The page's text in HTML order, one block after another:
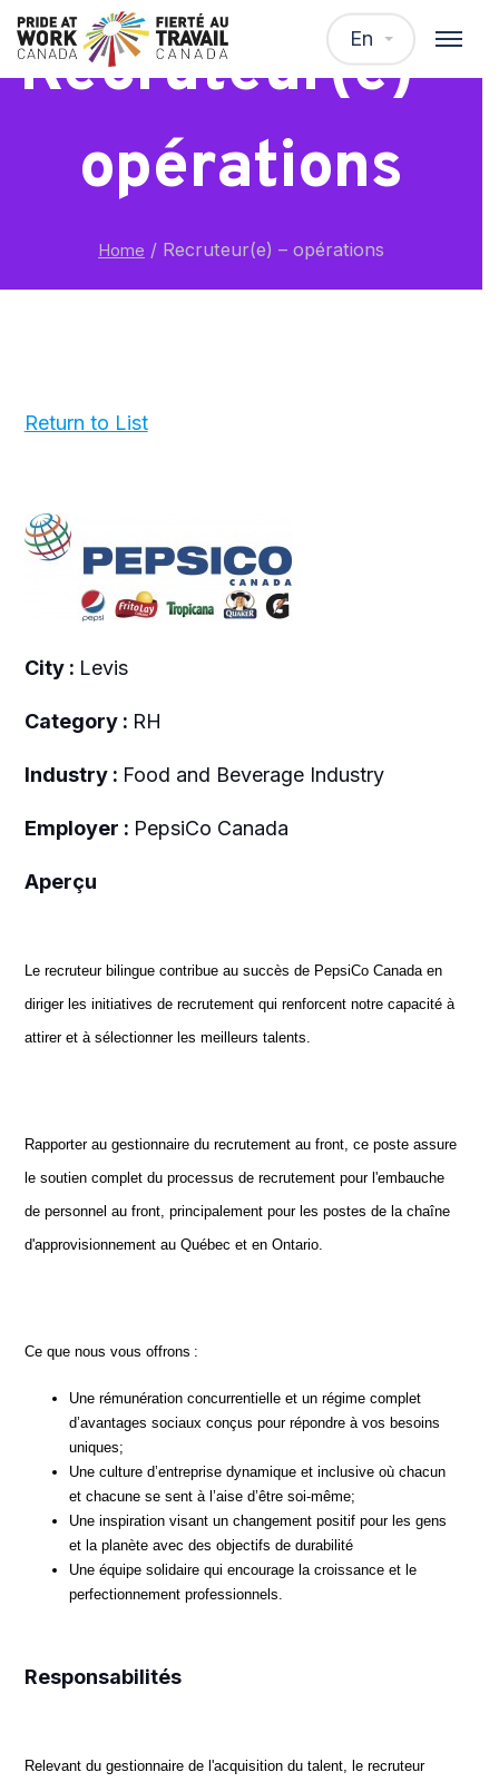
En
Recruteur(e) –
opérations
Home / Recruteur(e) – opérations
Return to List
City : Levis
Category : RH
Industry : Food and Beverage Industry
Employer : PepsiCo Canada
Aperçu
Le recruteur bilingue contribue au succès de PepsiCo Canada en
diriger les initiatives de recrutement qui renforcent notre capacité à
attirer et à sélectionner les meilleurs talents.
Rapporter au gestionnaire du recrutement au front, ce poste assure
le soutien complet du processus de recrutement pour l'embauche
de personnel au front, principalement pour les postes de la chaîne
d'approvisionnement au Québec et en Ontario.
Ce que nous vous offrons :
Une rémunération concurrentielle et un régime complet
d’avantages sociaux conçus pour répondre à vos besoins
uniques;
Une culture d’entreprise dynamique et inclusive où chacun
et chacune se sent à l’aise d’être soi-même;
Une inspiration visant un changement positif pour les gens
et la planète avec des objectifs de durabilité
Une équipe solidaire qui encourage la croissance et le
perfectionnement professionnels.
Responsabilités
Relevant du gestionnaire de l'acquisition du talent, le recruteur